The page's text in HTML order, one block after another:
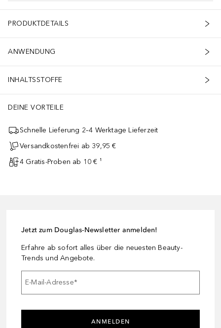
PRODUKTDETAILS
ANWENDUNG
INHALTSSTOFFE
DEINE VORTEILE
Schnelle Lieferung 2–4 Werktage Lieferzeit
Versandkostenfrei ab 39,95 €
4 Gratis-Proben ab 10 € ¹
Jetzt zum Douglas-Newsletter anmelden!
Erfahre ab sofort alles über die neuesten Beauty-
Trends und Angebote.
E-Mail-Adresse*
ANMELDEN